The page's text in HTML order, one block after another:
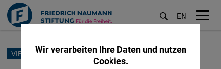
Direkt
EN
VIELFALTWir verarbeiten Ihre Daten und nutzen
Cookies.